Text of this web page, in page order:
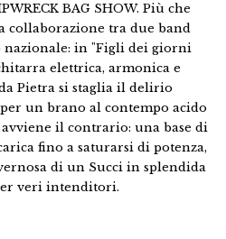
BAG SHOW. Più che
collaborazione tra due band
in "Figli dei giorni
elettrica, armonica e
Pietra si staglia il delirio
un brano al contempo acido
avviene il contrario: una base di
fino a saturarsi di potenza,
di un Succi in splendida
veri intenditori.